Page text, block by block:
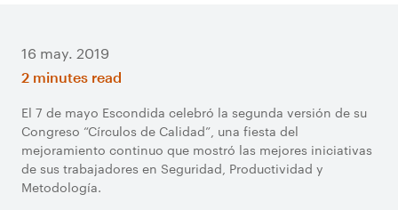
16 may. 2019
2 minutes read
El 7 de mayo Escondida celebró la segunda versión de su
Congreso “Círculos de Calidad”, una fiesta del
mejoramiento continuo que mostró las mejores iniciativas
de sus trabajadores en Seguridad, Productividad y
Metodología.